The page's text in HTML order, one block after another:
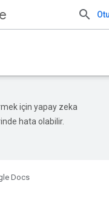
için yapay zeka
hata olabilir.
Docs